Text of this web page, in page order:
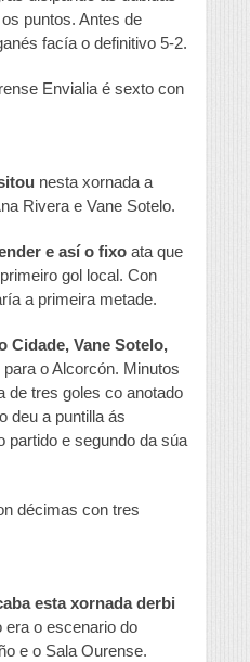
puntos. Antes de
facía o definitivo 5-2.
Envialia é sexto con
nesta xornada a
Rivera e Vane Sotelo.
e así o fixo ata que
gol local. Con
a primeira metade.
Cidade, Vane Sotelo,
o Alcorcón. Minutos
de tres goles co anotado
deu a puntilla ás
partido e segundo da súa
décimas con tres
esta xornada derbi
era o escenario do
e o Sala Ourense.